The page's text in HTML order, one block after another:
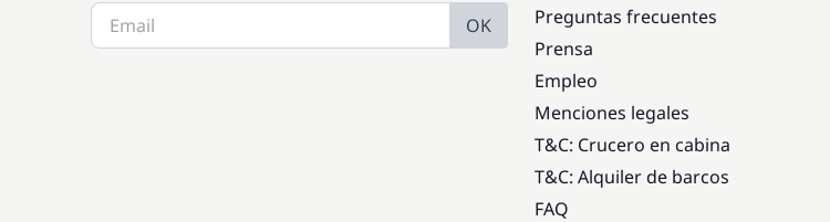
OK
Preguntas frecuentes
Prensa
Empleo
Menciones legales
T&C: Crucero en cabina
T&C: Alquiler de barcos
FAQ